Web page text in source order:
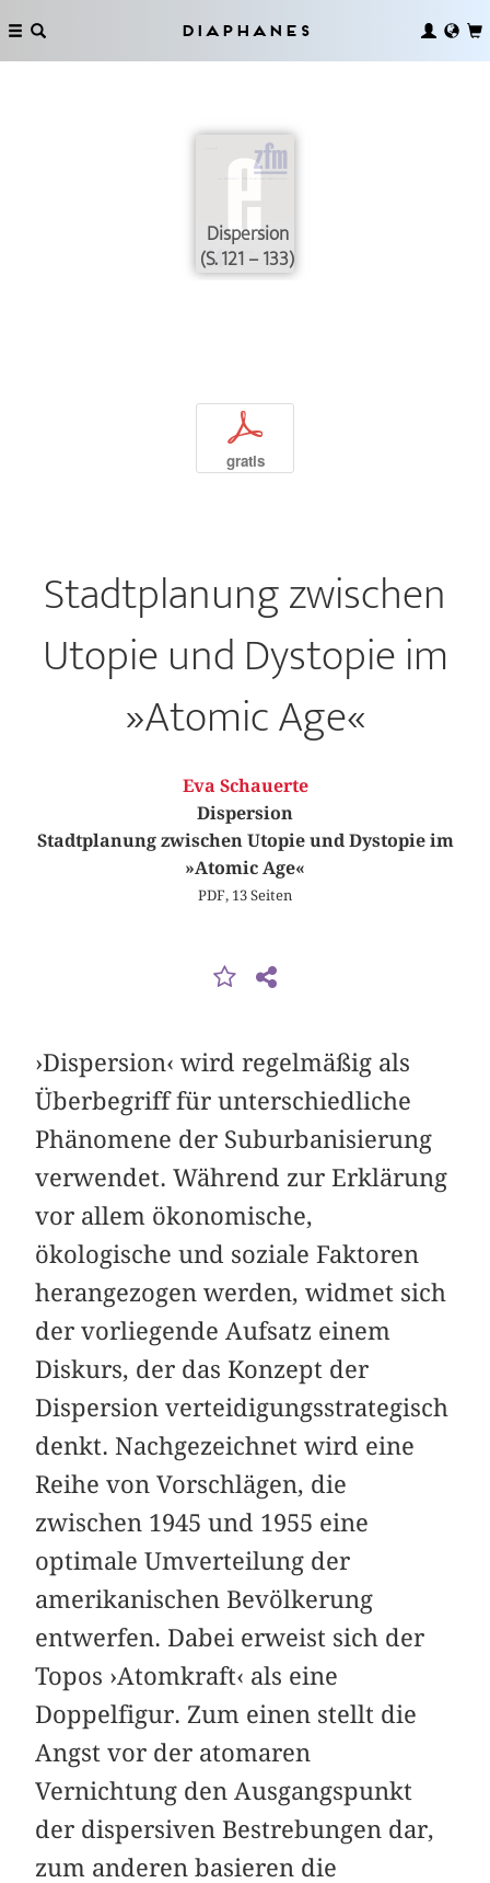
Diaphanes
Dispersion
(S. 121 – 133)
p
gratis
Stadtplanung zwischen
Utopie und Dystopie im
»Atomic Age«
Eva Schauerte
Dispersion
Stadtplanung zwischen Utopie und Dystopie im
»Atomic Age«
PDF, 13 Seiten
›Dispersion‹ wird regelmäßig als
Überbegriff für unterschiedliche
Phänomene der Suburbanisierung
verwendet. Während zur Erklärung
vor allem ökonomische,
ökologische und soziale Faktoren
herangezogen werden, widmet sich
der vorliegende Aufsatz einem
Diskurs, der das Konzept der
Dispersion verteidigungsstrategisch
denkt. Nachgezeichnet wird eine
Reihe von Vorschlägen, die
zwischen 1945 und 1955 eine
optimale Umverteilung der
amerikanischen Bevölkerung
entwerfen. Dabei erweist sich der
Topos ›Atomkraft‹ als eine
Doppelfigur. Zum einen stellt die
Angst vor der atomaren
Vernichtung den Ausgangspunkt
der dispersiven Bestrebungen dar,
zum anderen basieren die